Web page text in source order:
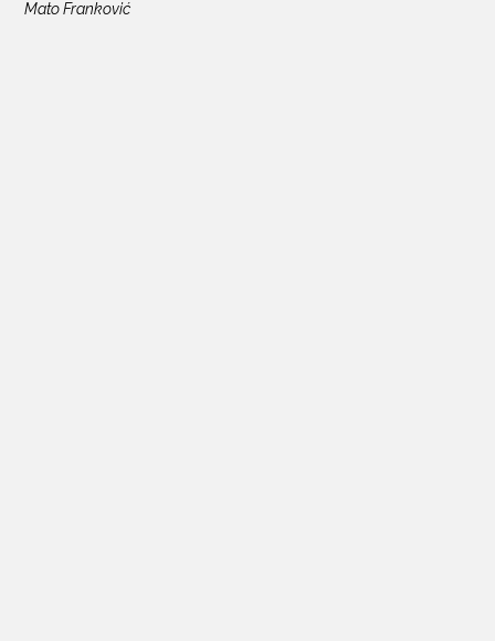
Mato Franković